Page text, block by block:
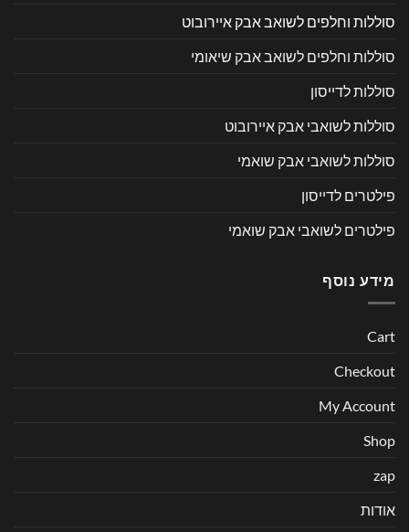
סוללות וחלפים לשואב אבק איירובוט
סוללות וחלפים לשואב אבק שיאומי
סוללות לדייסון
סוללות לשואבי אבק איירובוט
סוללות לשואבי אבק שואמי
פילטרים לדייסון
פילטרים לשואבי אבק שואמי
מידע נוסף
Cart
Checkout
My Account
Shop
zap
אודות